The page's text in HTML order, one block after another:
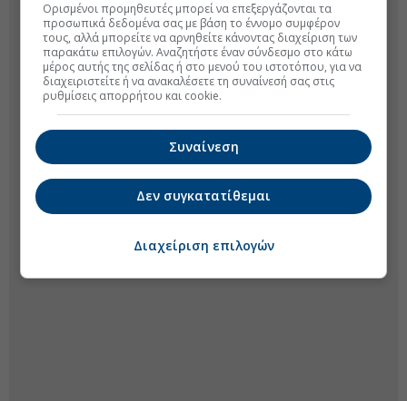
Ορισμένοι προμηθευτές μπορεί να επεξεργάζονται τα
προσωπικά δεδομένα σας με βάση το έννομο συμφέρον
τους, αλλά μπορείτε να αρνηθείτε κάνοντας διαχείριση των
παρακάτω επιλογών. Αναζητήστε έναν σύνδεσμο στο κάτω
μέρος αυτής της σελίδας ή στο μενού του ιστοτόπου, για να
διαχειριστείτε ή να ανακαλέσετε τη συναίνεσή σας στις
ρυθμίσεις απορρήτου και cookie.
Συναίνεση
Δεν συγκατατίθεμαι
Διαχείριση επιλογών